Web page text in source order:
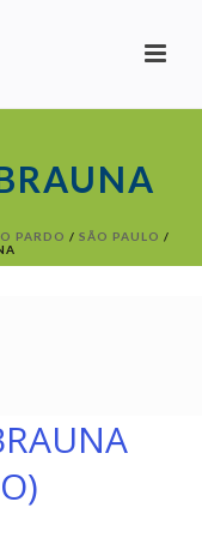
PARDO / SÃO PAULO /